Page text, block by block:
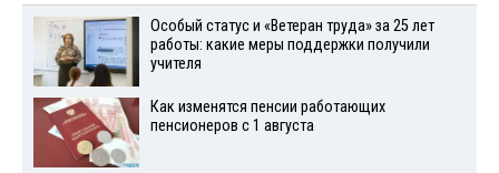
Особый статус и «Ветеран труда» за 25 лет
работы: какие меры поддержки получили
учителя
Как изменятся пенсии работающих
пенсионеров с 1 августа